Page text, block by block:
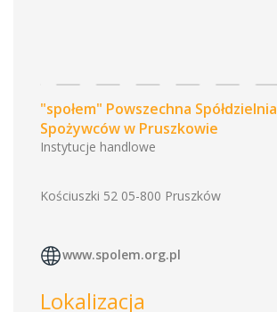
"społem" Powszechna Spółdzielnia
Spożywców w Pruszkowie
Instytucje handlowe
Kościuszki 52 05-800 Pruszków
www.spolem.org.pl
Lokalizacja